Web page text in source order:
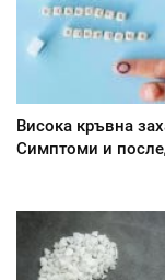
Висока кръвна
Симптоми и